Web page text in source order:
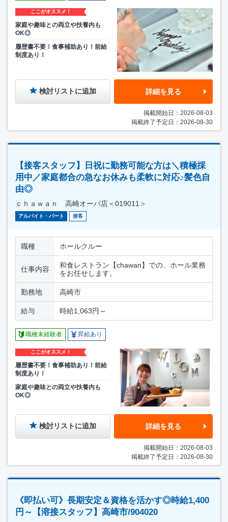
ここがオススメ！
家庭や趣味との両立や扶養内も
OK◎
履歴書不要！食事補助あり！前給
制度あり！
検討リストに追加 詳細を見る
掲載開始日：2026-08-03
掲載終了予定日：2026-08-30
【接客スタッフ】日祝に勤務可能な方は＼積極採
用中／家庭都合の急なお休みも柔軟に対応♪髪色自
由◎
ｃｈａｗａｎ 高崎オーパ店＜019011＞
アルバイト・パート 接客
職種 ホールクルー
仕事内容
和食レストラン【chawan】での、ホール業務
をお任せします。
勤務地 高崎市
給与 時給1,063円～
職種未経験者 昇給あり
ここがオススメ！
履歴書不要！食事補助あり！前給
制度あり！
家庭や趣味との両立や扶養内も
OK◎
検討リストに追加 詳細を見る
掲載開始日：2026-08-03
掲載終了予定日：2026-08-30
《即払い可》長期安定＆資格を活かす◎時給1,400
円～【溶接スタッフ】高崎市/904020